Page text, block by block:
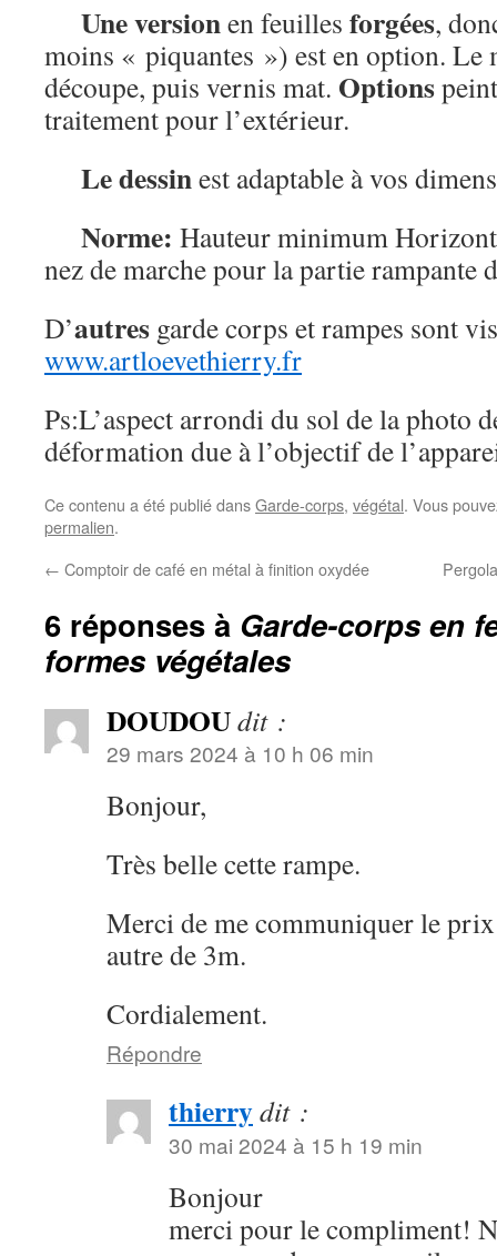
Une versionen feuilles forgées,
moins « piquantes ») est en option. Le
découpe, puis vernis mat. Options
traitement pour l’extérieur.
Le dessinest adaptable à vos
Norme: Hauteur minimum
nez de marche pour la partie rampante
D’autres garde corps et rampes sont
www.artloevethierry.fr
Ps:L’aspect arrondi du sol de la photo
déformation due à l’objectif de
Ce contenu a été publié dansGarde-corps, végétal. Vous
permalien.
← Comptoir de café en métal à finition oxydée
6 réponses à Garde-corps en
formes végétales
DOUDOUdit :
29 mars 2024 à 10 h 06 min
Bonjour,
Très belle cette rampe.
Merci de me communiquer le
autre de 3m.
Cordialement.
Répondre
thierrydit :
30 mai 2024 à 15 h 19 min
Bonjour
merci pour le compliment!